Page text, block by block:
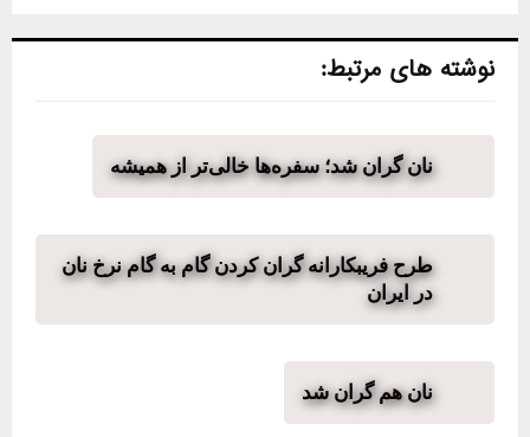
نوشته های مرتبط:
نان گران شد؛ سفره‌ها خالی‌تر از همیشه
طرح فریبکارانه گران کردن گام به گام نرخ نان
در ایران
نان هم گران شد